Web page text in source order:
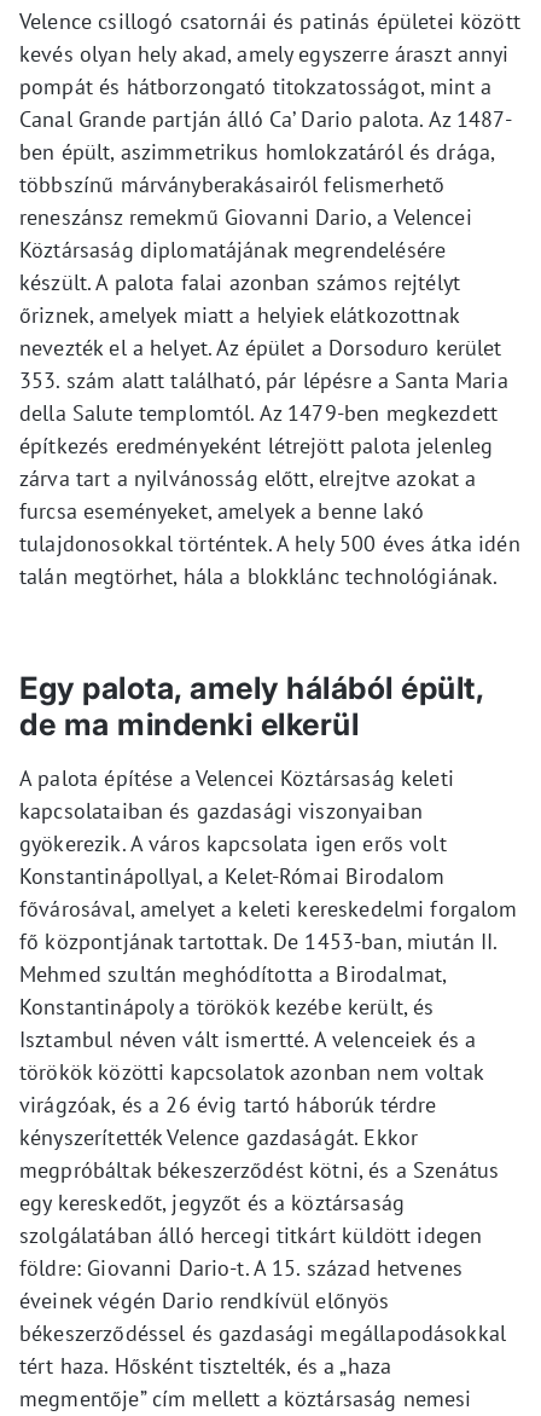
Velence csillogó csatornái és patinás épületei között
kevés olyan hely akad, amely egyszerre áraszt annyi
pompát és hátborzongató titokzatosságot, mint a
Canal Grande partján álló Ca’ Dario palota. Az 1487-
ben épült, aszimmetrikus homlokzatáról és drága,
többszínű márványberakásairól felismerhető
reneszánsz remekmű Giovanni Dario, a Velencei
Köztársaság diplomatájának megrendelésére
készült. A palota falai azonban számos rejtélyt
őriznek, amelyek miatt a helyiek elátkozottnak
nevezték el a helyet. Az épület a Dorsoduro kerület
353. szám alatt található, pár lépésre a Santa Maria
della Salute templomtól. Az 1479-ben megkezdett
építkezés eredményeként létrejött palota jelenleg
zárva tart a nyilvánosság előtt, elrejtve azokat a
furcsa eseményeket, amelyek a benne lakó
tulajdonosokkal történtek. A hely 500 éves átka idén
talán megtörhet, hála a blokklánc technológiának.
Egy palota, amely hálából épült,
de ma mindenki elkerül
A palota építése a Velencei Köztársaság keleti
kapcsolataiban és gazdasági viszonyaiban
gyökerezik. A város kapcsolata igen erős volt
Konstantinápollyal, a Kelet-Római Birodalom
fővárosával, amelyet a keleti kereskedelmi forgalom
fő központjának tartottak. De 1453-ban, miután II.
Mehmed szultán meghódította a Birodalmat,
Konstantinápoly a törökök kezébe került, és
Isztambul néven vált ismertté. A velenceiek és a
törökök közötti kapcsolatok azonban nem voltak
virágzóak, és a 26 évig tartó háborúk térdre
kényszerítették Velence gazdaságát. Ekkor
megpróbáltak békeszerződést kötni, és a Szenátus
egy kereskedőt, jegyzőt és a köztársaság
szolgálatában álló hercegi titkárt küldött idegen
földre: Giovanni Dario-t. A 15. század hetvenes
éveinek végén Dario rendkívül előnyös
békeszerződéssel és gazdasági megállapodásokkal
tért haza. Hősként tisztelték, és a „haza
megmentője” cím mellett a köztársaság nemesi